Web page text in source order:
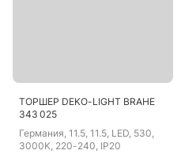
ТОРШЕР DEKO-LIGHT BRAHE
343 025
Германия, 11.5, 11.5, LED, 530,
3000K, 220-240, IP20